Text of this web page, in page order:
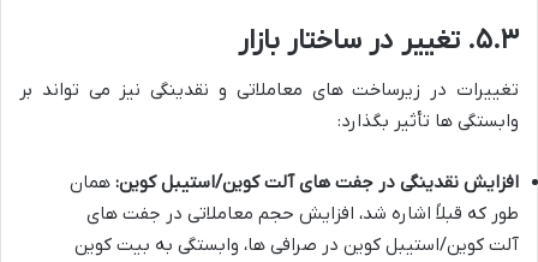
۵.۳. تغییر در ساختار بازار
تغییرات در زیرساخت های معاملاتی و نقدینگی نیز می تواند بر
وابستگی ها تأثیر بگذارد:
افزایش نقدینگی در جفت های آلت کوین/استیبل کوین: همان
طور که قبلاً اشاره شد، افزایش حجم معاملاتی در جفت های
آلت کوین/استیبل کوین در صرافی ها، وابستگی به بیت کوین